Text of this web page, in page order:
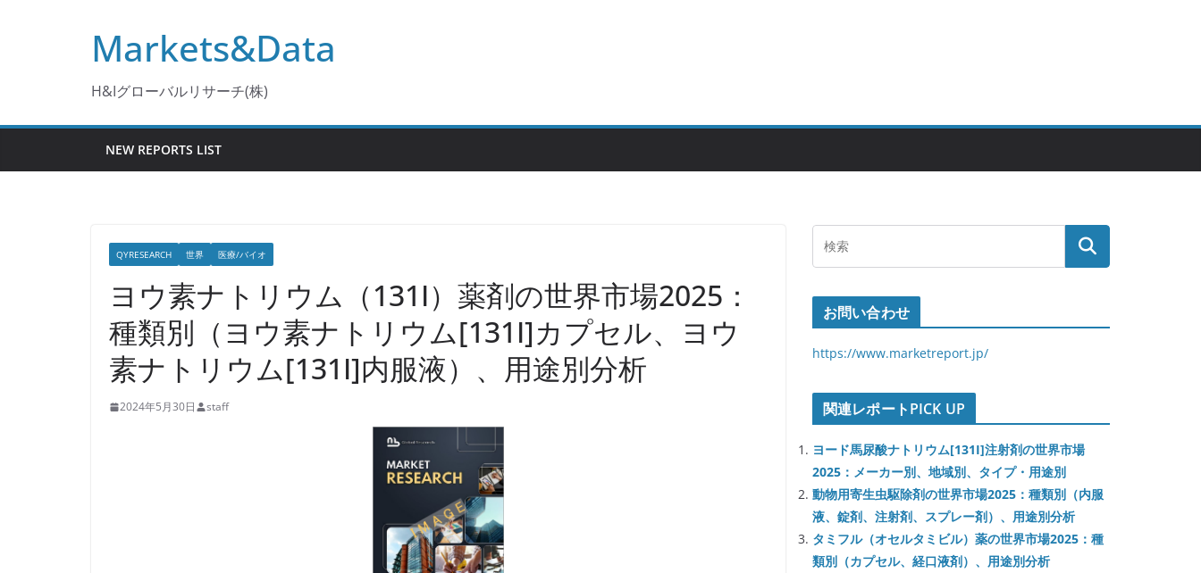
Markets&Data
H&Iグローバルリサーチ(株)
NEW REPORTS LIST
QYRESEARCH 世界 医療/バイオ
ヨウ素ナトリウム（131I）薬剤の世界市場2025：
種類別（ヨウ素ナトリウム[131I]カプセル、ヨウ
素ナトリウム[131I]内服液）、用途別分析
2024年5月30日 staff
お問い合わせ
https://www.marketreport.jp/
関連レポートPICK UP
ヨード馬尿酸ナトリウム[131I]注射剤の世界市場
2025：メーカー別、地域別、タイプ・用途別
動物用寄生虫駆除剤の世界市場2025：種類別（内服
液、錠剤、注射剤、スプレー剤）、用途別分析
タミフル（オセルタミビル）薬の世界市場2025：種
類別（カプセル、経口液剤）、用途別分析